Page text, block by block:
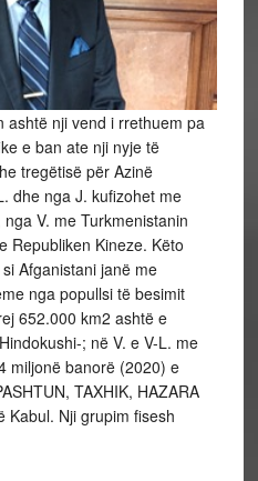
ashtë nji vend i rrethuem pa
e ban ate nji nyje të
tregëtisë për Azinë
dhe nga J. kufizohet me
V. me Turkmenistanin
Republiken Kineze. Këto
Afganistani janë me
nga popullsi të besimit
652.000 km2 ashtë e
; në V. e V-L. me
miljonë banorë (2020) e
TAXHIK, HAZARA
Kabul. Nji grupim fisesh